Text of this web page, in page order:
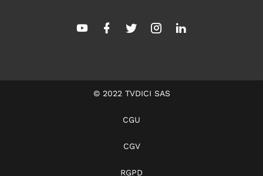
© 2022 TVDICI SAS
CGU
CGV
RGPD